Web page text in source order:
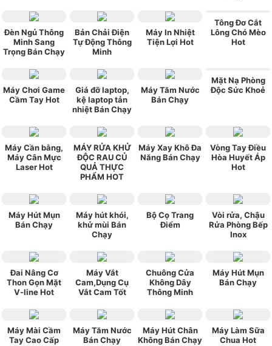
Đèn Ngủ Thông
Minh Sang
Trọng Bán Chạy
Bản Chải Điện
Tự Động Thông
Minh
Máy In Nhiệt
Tiện Lợi Hot
Tông Đơ Cắt
Lông Chó Mèo
Hot
Máy Chơi Game
Cầm Tay Hot
Giá đỡ laptop,
kệ laptop tản
nhiệt Bán Chạy
Máy Tăm Nước
Bán Chạy
Mặt Nạ Phòng
Độc Sức Khoẻ
Máy Cần bằng,
Máy Cân Mực
Laser Hot
MÁY RỬA KHỬ
ĐỘC RAU CỦ
QUẢ THỰC
PHẨM HOT
Máy Xay Khô Đa
Năng Bán Chạy
Vòng Tay Điều
Hòa Huyết Áp
Hot
Máy Hút Mụn
Bán Chạy
Máy hút khói,
khử mùi Bán
Chạy
Bộ Cọ Trang
Điểm
Vòi rửa, Chậu
Rửa Phòng Bếp
Inox
Đai Nâng Cơ
Thon Gọn Mặt
V-line Hot
Máy Vắt
Cam,Dụng Cụ
Vắt Cam Tốt
Chuông Cửa
Không Dây
Thông Minh
Máy Hút Mụn
Bán Chạy
Máy Mài Cầm
Tay Cao Cấp
Máy Tăm Nước
Bán Chạy
Máy Hút Chân
Không Bán Chạy
Máy Làm Sữa
Chua Hot